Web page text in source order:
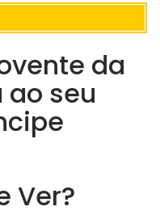
da
ao seu
Ver?